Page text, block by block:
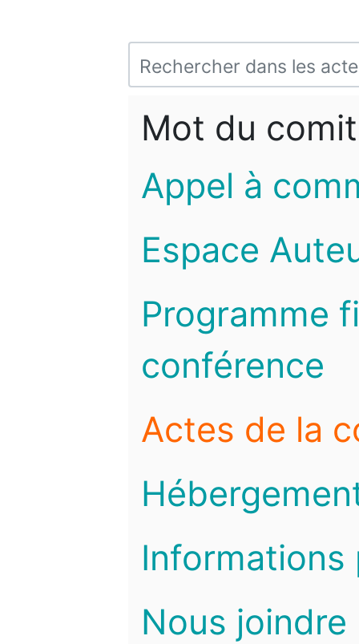
Mot du
Appel à
Espace
Programme
conférence
Actes de la
Informations
Nous joindre